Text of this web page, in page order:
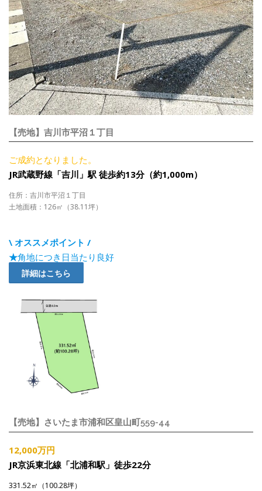
【売地】吉川市平沼１丁目
ご成約となりました。
JR武蔵野線「吉川」駅 徒歩約13分（約1,000m）
住所：吉川市平沼１丁目
土地面積：126㎡（38.11坪）
\ オススメポイント /
★角地につき日当たり良好
詳細はこちら
【売地】さいたま市浦和区皇山町559-44
12,000万円
JR京浜東北線「北浦和駅」徒歩22分
331.52㎡（100.28坪）